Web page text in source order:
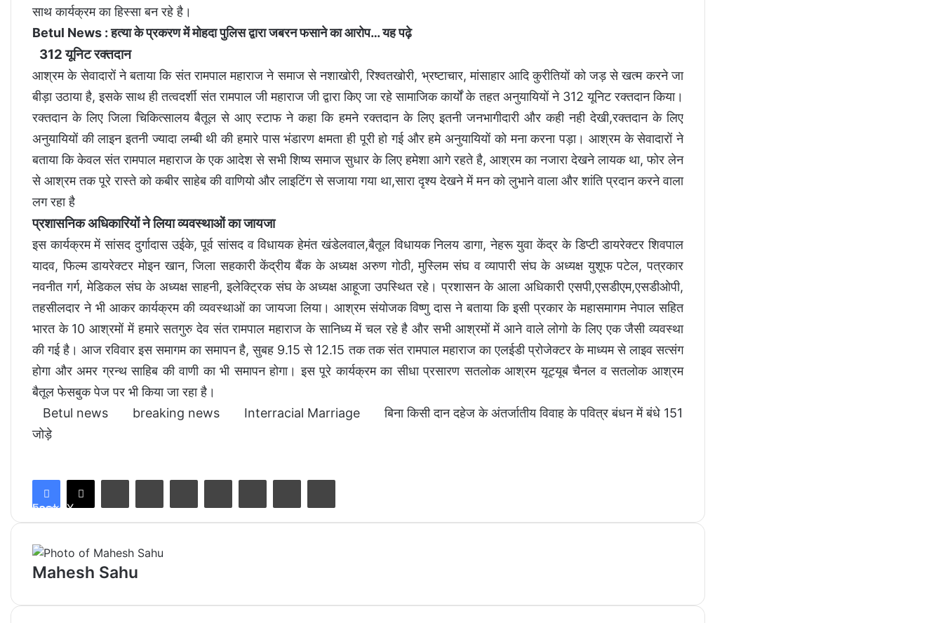
साथ कार्यक्रम का हिस्सा बन रहे है।
Betul News : हत्या के प्रकरण में मोहदा पुलिस द्वारा जबरन फसाने का आरोप… यह पढ़े
312 यूनिट रक्तदान
आश्रम के सेवादारों ने बताया कि संत रामपाल महाराज ने समाज से नशाखोरी, रिश्वतखोरी, भ्रष्टाचार, मांसाहार आदि कुरीतियों को जड़ से खत्म करने जा
बीड़ा उठाया है, इसके साथ ही तत्वदर्शी संत रामपाल जी महाराज जी द्वारा किए जा रहे सामाजिक कार्यों के तहत अनुयायियों ने 312 यूनिट रक्तदान किया।
रक्तदान के लिए जिला चिकित्सालय बैतूल से आए स्टाफ ने कहा कि हमने रक्तदान के लिए इतनी जनभागीदारी और कही नही देखी,रक्तदान के लिए
अनुयायियों की लाइन इतनी ज्यादा लम्बी थी की हमारे पास भंडारण क्षमता ही पूरी हो गई और हमे अनुयायियों को मना करना पड़ा। आश्रम के सेवादारों ने
बताया कि केवल संत रामपाल महाराज के एक आदेश से सभी शिष्य समाज सुधार के लिए हमेशा आगे रहते है, आश्रम का नजारा देखने लायक था, फोर लेन
से आश्रम तक पूरे रास्ते को कबीर साहेब की वाणियो और लाइटिंग से सजाया गया था,सारा दृश्य देखने में मन को लुभाने वाला और शांति प्रदान करने वाला
लग रहा है
प्रशासनिक अधिकारियों ने लिया व्यवस्थाओं का जायजा
इस कार्यक्रम में सांसद दुर्गादास उईके, पूर्व सांसद व विधायक हेमंत खंडेलवाल,बैतूल विधायक निलय डागा, नेहरू युवा केंद्र के डिप्टी डायरेक्टर शिवपाल
यादव, फिल्म डायरेक्टर मोइन खान, जिला सहकारी केंद्रीय बैंक के अध्यक्ष अरुण गोठी, मुस्लिम संघ व व्यापारी संघ के अध्यक्ष युशूफ पटेल, पत्रकार
नवनीत गर्ग, मेडिकल संघ के अध्यक्ष साहनी, इलेक्ट्रिक संघ के अध्यक्ष आहूजा उपस्थित रहे। प्रशासन के आला अधिकारी एसपी,एसडीएम,एसडीओपी,
तहसीलदार ने भी आकर कार्यक्रम की व्यवस्थाओं का जायजा लिया। आश्रम संयोजक विष्णु दास ने बताया कि इसी प्रकार के महासमागम नेपाल सहित
भारत के 10 आश्रमों में हमारे सतगुरु देव संत रामपाल महाराज के सानिध्य में चल रहे है और सभी आश्रमों में आने वाले लोगो के लिए एक जैसी व्यवस्था
की गई है। आज रविवार इस समागम का समापन है, सुबह 9.15 से 12.15 तक तक संत रामपाल महाराज का एलईडी प्रोजेक्टर के माध्यम से लाइव सत्संग
होगा और अमर ग्रन्थ साहिब की वाणी का भी समापन होगा। इस पूरे कार्यक्रम का सीधा प्रसारण सतलोक आश्रम यूट्यूब चैनल व सतलोक आश्रम
बैतूल फेसबुक पेज पर भी किया जा रहा है।
Betul news
breaking news Interracial Marriage
बिना किसी दान दहेज के अंतर्जातीय विवाह के पवित्र बंधन में बंधे 151
जोड़े
Facebook X
Mahesh Sahu